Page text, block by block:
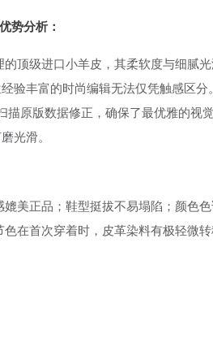
势分析：
的顶级进口小羊皮，其柔软度与细腻
验丰富的时尚编辑无法仅凭触感区分。
描原版数据修正，确保了最优雅的视
光滑。
媲美正品；鞋型挺拔不易塌陷；颜色
色在首次穿着时，皮革染料有极轻微